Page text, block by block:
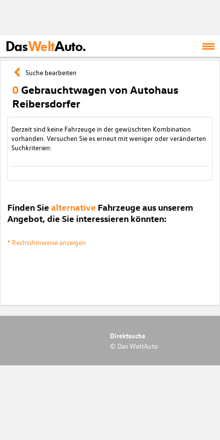
DasWeltAuto.
Suche bearbeiten
0 Gebrauchtwagen von Autohaus
Reibersdorfer
Derzeit sind keine Fahrzeuge in der gewüschten Kombination
vorhanden. Versuchen Sie es erneut mit weniger oder veränderten
Suchkriterien:
Finden Sie alternative Fahrzeuge aus unserem
Angebot, die Sie interessieren könnten:
* Rechtshinweise anzeigen
Direktsuche
© Das WeltAuto